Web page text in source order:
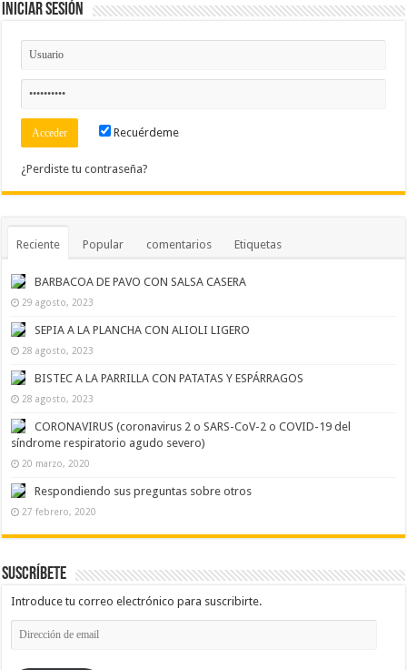
Iniciar Sesión
Recuérdeme
¿Perdiste tu contraseña?
Reciente Popular comentarios Etiquetas
BARBACOA DE PAVO CON SALSA CASERA
29 agosto, 2023
SEPIA A LA PLANCHA CON ALIOLI LIGERO
28 agosto, 2023
BISTEC A LA PARRILLA CON PATATAS Y ESPÁRRAGOS
28 agosto, 2023
CORONAVIRUS (coronavirus 2 o SARS-CoV-2 o COVID-19 del
síndrome respiratorio agudo severo)
20 marzo, 2020
Respondiendo sus preguntas sobre otros
27 febrero, 2020
Suscríbete
Introduce tu correo electrónico para suscribirte.
Dirección
de